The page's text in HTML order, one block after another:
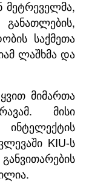
მეტრეველმა,
საქმეთა
ლაშხმა და
მიმართა
მისი
KIU-ს